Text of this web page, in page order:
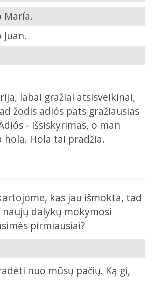
María.
labai gražiai atsisveikinai,
žodis adiós pats gražiausias
- išsiskyrimas, o man
hola. Hola tai pradžia.
kas jau išmokta, tad
dalykų mokymosi
pirmiausiai?
nuo mūsų pačių. Ką gi,